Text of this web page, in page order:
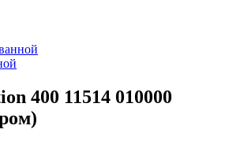
400 11514 010000